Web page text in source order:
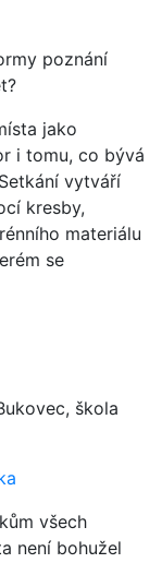
poznání
jako
i tomu, co bývá
vytváří
kresby,
materiálu
se
škola
všech
není bohužel